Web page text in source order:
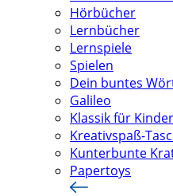
Hörbücher
Lernbücher
Lernspiele
Spielen
Dein buntes
Galileo
Klassik für Kinder
Kreativspaß-
Kunterbunte
Papertoys